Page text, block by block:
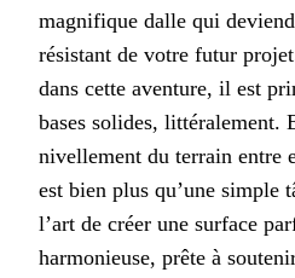
magnifique dalle qui
résistant de votre futur
dans cette aventure, il est
bases solides, littéralement.
nivellement du terrain entre
est bien plus qu’une simple
l’art de créer une surface
harmonieuse, prête à